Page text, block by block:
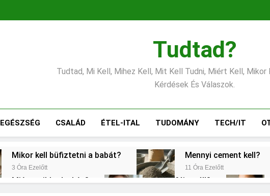
Tudtad?
Tudtad, Mi Kell, Mihez Kell, Mit Kell Tudni, Miért Kell, Mikor
Kérdések És Válaszok.
EGÉSZSÉG CSALÁD ÉTEL-ITAL TUDOMÁNY TECH/IT
Mikor kell büfiztetni a babát?
3 Óra Ezelőtt
Mennyi cement kell?
11 Óra Ezelőtt
Miért zsibbad a kéz? Miért fáj a váll?